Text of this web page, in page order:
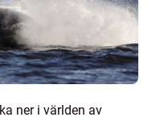
ner i världen av